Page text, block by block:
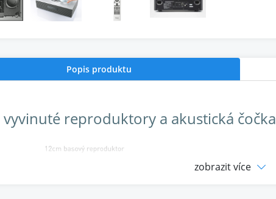
Popis produktu
vyvinuté reproduktory a akustická čočka
zobrazit více